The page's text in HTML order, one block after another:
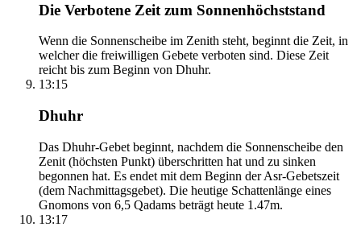
Die Verbotene Zeit zum Sonnenhöchststand
Wenn die Sonnenscheibe im Zenith steht, beginnt die Zeit, in
welcher die freiwilligen Gebete verboten sind. Diese Zeit
reicht bis zum Beginn von Dhuhr.
13:15
Dhuhr
Das Dhuhr-Gebet beginnt, nachdem die Sonnenscheibe den
Zenit (höchsten Punkt) überschritten hat und zu sinken
begonnen hat. Es endet mit dem Beginn der Asr-Gebetszeit
(dem Nachmittagsgebet). Die heutige Schattenlänge eines
Gnomons von 6,5 Qadams beträgt heute 1.47m.
13:17